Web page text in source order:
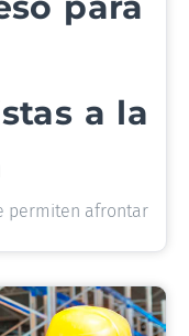
a la
permiten afrontar